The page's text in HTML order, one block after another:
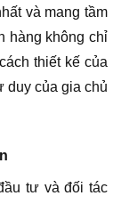
và mang tầm
hàng không chỉ
thiết kế của
duy của gia chủ
tư và đối tác